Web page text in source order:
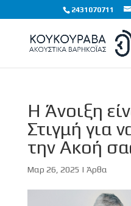
2431070711
Η Άνοιξη
Στιγμή για
την Ακοή
Μαρ 26, 2025 | Άρθα